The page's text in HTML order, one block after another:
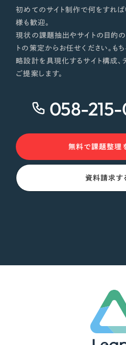
さらに条件を追加する
初めてのサイト制作で何をすれ
様も歓迎。
現状の課題抽出やサイトの目的の
トの策定からお任せください。も
略設計を具現化するサイト構成、
ご提案します。
058-
無料で課題整理
資料請求す